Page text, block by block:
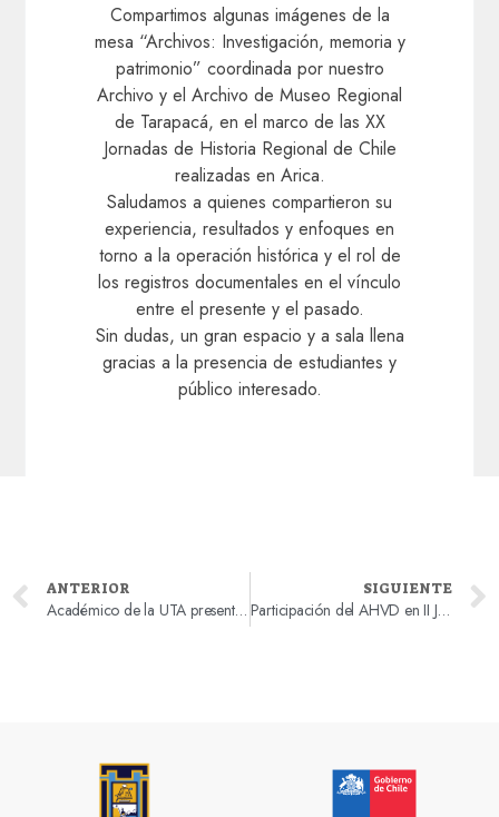
Compartimos algunas imágenes de la
mesa “Archivos: Investigación, memoria y
patrimonio” coordinada por nuestro
Archivo y el Archivo de Museo Regional
de Tarapacá, en el marco de las XX
Jornadas de Historia Regional de Chile
realizadas en Arica.
Saludamos a quienes compartieron su
experiencia, resultados y enfoques en
torno a la operación histórica y el rol de
los registros documentales en el vínculo
entre el presente y el pasado.
Sin dudas, un gran espacio y a sala llena
gracias a la presencia de estudiantes y
público interesado.
ANTERIOR
Académico de la UTA presentó investigación sobre fenómenos migratorios en el Doctorado en Historia de la PUCV
SIGUIENTE
Participación del AHVD en II Jornadas Históricas: Tacna y Arica después de la Guerra del Pacífico